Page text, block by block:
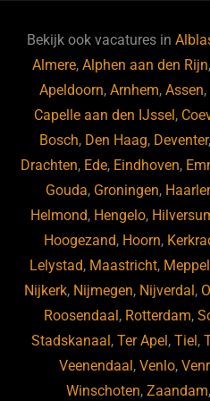
b
o
o
k
ky dI
n
Bekijk ook vacatures in
Almere,Alphen aan den Rijn
Apeldoorn,Arnhem,Assen,
Capelle aan den IJssel,
Bosch, Den Haag, Deventer,
Drachten, Ede, Eindhoven,
Gouda, Groningen,
Helmond, Hengelo,
Hoogezand, Hoorn,
Lelystad, Maastricht, Meppel
Nijkerk, Nijmegen, Nijverdal,
Roosendaal, Rotterdam,
Stadskanaal,Ter Apel,Tiel,
Veenendaal,Venlo,
Winschoten,Zaandam